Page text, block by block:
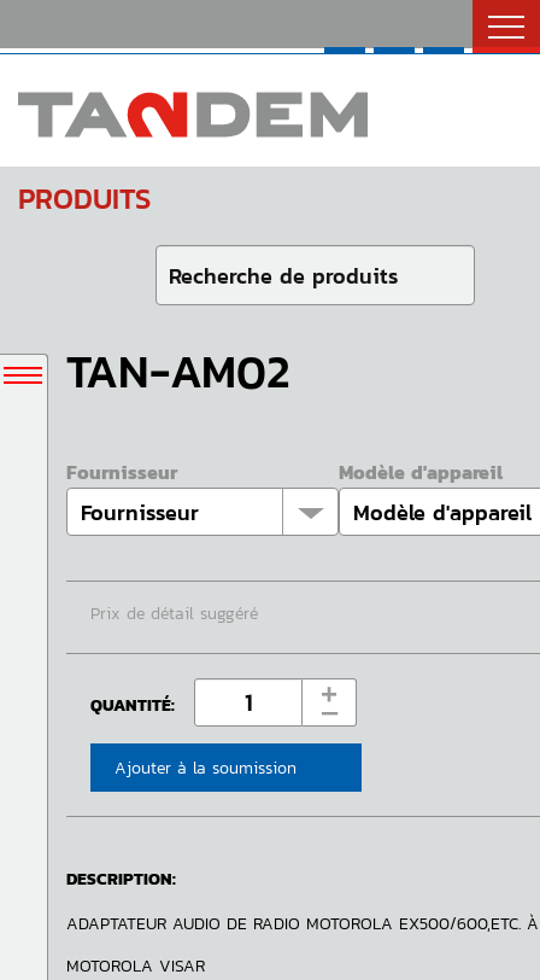
Catalogues
Nous Joindre
English
PRODUITS
TAN-AM02
Fournisseur Modèle d'appareil
Prix de détail suggéré
QUANTITÉ: +
‒
Ajouter à la soumission
DESCRIPTION:
ADAPTATEUR AUDIO DE RADIO MOTOROLA EX500/600,ETC. À
MOTOROLA VISAR